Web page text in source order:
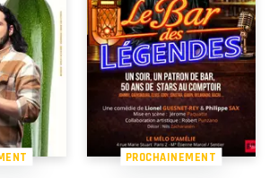
PROCHAINEMENT